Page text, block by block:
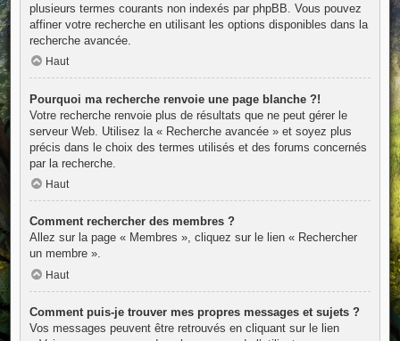
plusieurs termes courants non indexés par phpBB. Vous pouvez
affiner votre recherche en utilisant les options disponibles dans la
recherche avancée.
Haut
Pourquoi ma recherche renvoie une page blanche ?!
Votre recherche renvoie plus de résultats que ne peut gérer le
serveur Web. Utilisez la « Recherche avancée » et soyez plus
précis dans le choix des termes utilisés et des forums concernés
par la recherche.
Haut
Comment rechercher des membres ?
Allez sur la page « Membres », cliquez sur le lien « Rechercher
un membre ».
Haut
Comment puis-je trouver mes propres messages et sujets ?
Vos messages peuvent être retrouvés en cliquant sur le lien